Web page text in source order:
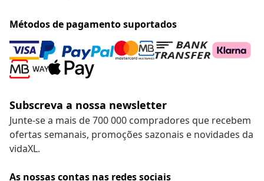
Métodos de pagamento suportados
Subscreva a nossa newsletter
Junte-se a mais de 700 000 compradores que recebem
ofertas semanais, promoções sazonais e novidades da
vidaXL.
As nossas contas nas redes sociais